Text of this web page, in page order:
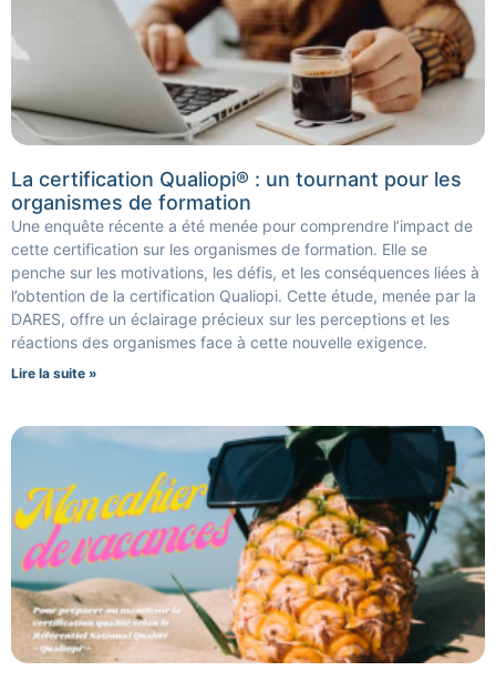
La certification Qualiopi® : un tournant pour les
organismes de formation
Une enquête récente a été menée pour comprendre l’impact de
cette certification sur les organismes de formation. Elle se
penche sur les motivations, les défis, et les conséquences liées à
l’obtention de la certification Qualiopi. Cette étude, menée par la
DARES, offre un éclairage précieux sur les perceptions et les
réactions des organismes face à cette nouvelle exigence.
Lire la suite »